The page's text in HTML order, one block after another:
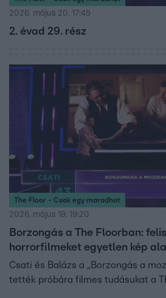
2026. május 20. 17:45
2. évad 29. rész
The Floor - Csak egy maradhat
2026. május 19. 19:20
Borzongás a The Floorban:
horrorfilmeket egyetlen kép
Csati és Balázs a „Borzongás a
tették próbára filmes tudásukat a